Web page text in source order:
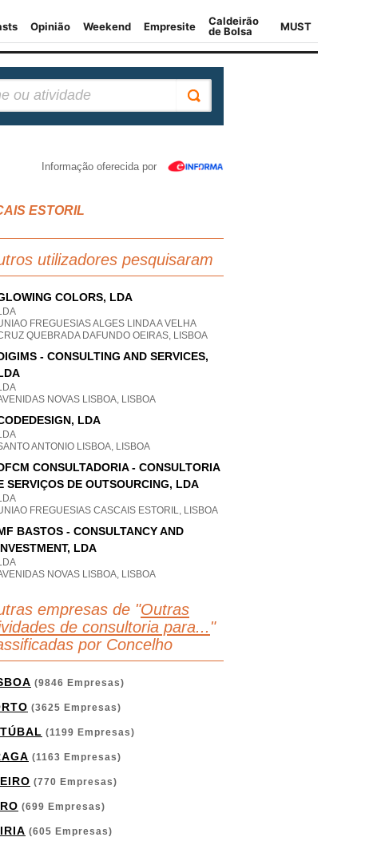
Informação oferecida por
ESTORIL
utilizadores pesquisaram
COLORS, LDA
FREGUESIAS ALGES LINDA A VELHA
QUEBRADA DAFUNDO OEIRAS, LISBOA
- CONSULTING AND SERVICES,
NOVAS LISBOA, LISBOA
LDA
ANTONIO LISBOA, LISBOA
CONSULTADORIA - CONSULTORIA
SERVIÇOS DE OUTSOURCING, LDA
FREGUESIAS CASCAIS ESTORIL, LISBOA
BASTOS - CONSULTANCY AND
LDA
NOVAS LISBOA, LISBOA
empresas de "Outras
de consultoria para... "
por Concelho
(9846 Empresas)
(3625 Empresas)
(1199 Empresas)
(1163 Empresas)
(770 Empresas)
(699 Empresas)
(605 Empresas)